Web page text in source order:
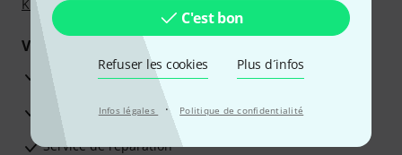
C'est bon
Refuser les cookies Plus d´infos
Infos légales · Politique de confidentialité
Klarna Payer en 3 foisou Carte de crédit.
Vos avantages
Ga­ran­tie Thomann 3 ans
Garantie 30 jours satisfait ou remboursé
Service de réparation